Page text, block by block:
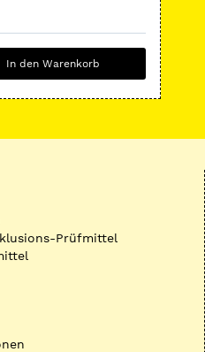
In den Warenkorb
Prüfmittel